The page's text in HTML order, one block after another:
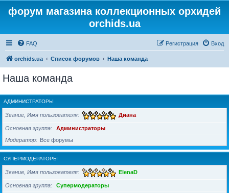
форум магазина коллекционных орхидей
orchids.ua
FAQ Вход
Регистрация
orchids.ua Список форумов Наша команда
Наша команда
АДМИНИСТРАТОРЫ
Звание, Имя пользователя Диана
Основная группа
Администраторы
Модератор
Все форумы
СУПЕРМОДЕРАТОРЫ
Звание, Имя пользователя ElenaD
Основная группа
Супермодераторы